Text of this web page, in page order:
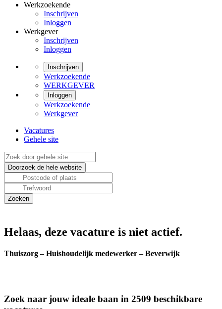
Werkzoekende
Inschrijven
Inloggen
Werkgever
Inschrijven
Inloggen
Inschrijven
Werkzoekende
WERKGEVER
Inloggen
Werkzoekende
Werkgever
Vacatures
Gehele site
Helaas, deze vacature is niet actief.
Thuiszorg – Huishoudelijk medewerker – Beverwijk
Zoek naar jouw ideale baan in 2509 beschikbare